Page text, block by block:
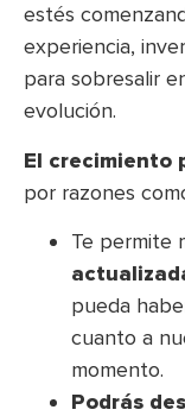
estés
experiencia,
para sobresalir
evolución.
El crecimiento
por razones
Te permite
pueda
cuanto a
momento.
Podrás